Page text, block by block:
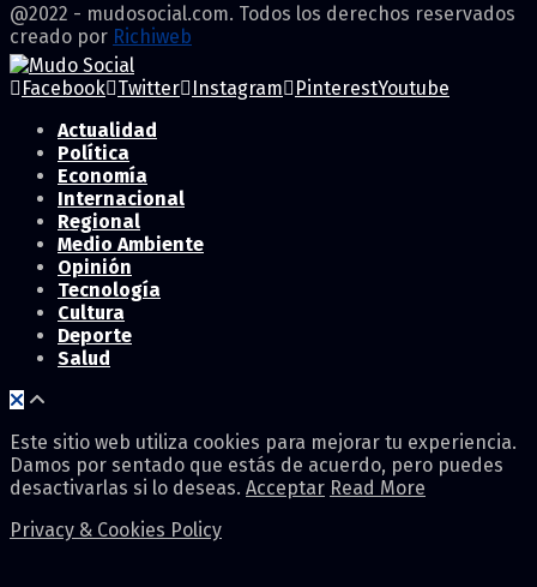
@2022 - mudosocial.com. Todos los derechos reservados
creado por Richiweb
Facebook Twitter Instagram PinterestYoutube
Actualidad
Política
Economía
Internacional
Regional
Medio Ambiente
Opinión
Tecnología
Cultura
Deporte
Salud
Este sitio web utiliza cookies para mejorar tu experiencia.
Damos por sentado que estás de acuerdo, pero puedes
desactivarlas si lo deseas. Acceptar Read More
Privacy & Cookies Policy